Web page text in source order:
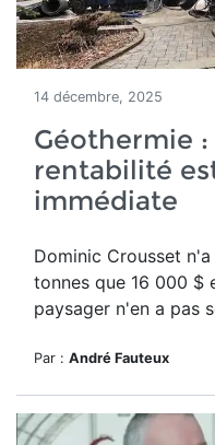
14 décembre, 2025
Géothermie
rentabilité
immédiate
Dominic Crousset
tonnes que 16 000 $
paysager n'en a pas
Par : André Fauteux